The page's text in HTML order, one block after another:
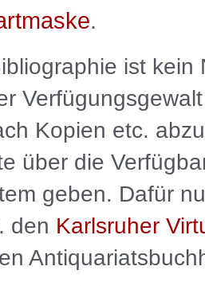
.
ist kein
Kopien etc.
über die
geben. Dafür
den Karlsruher